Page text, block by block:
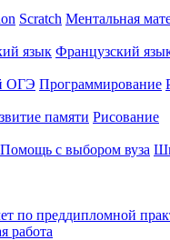
Scratch Ментальная
язык Французский
ОГЭ Программирование
памяти Рисование
Помощь с выбором вуза
по преддипломной
работа